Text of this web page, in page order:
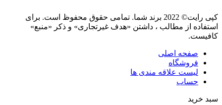
کپی رایت© 2022 برند شما. تمامی حقوق محفوظ است. برای
استفاده از مطالب ، داشتن «هدف غیرتجاری» و ذکر «منبع»
کافیست.
صفحه اصلی
فروشگاه
لیست علاقه مندی ها
حساب
سبد خرید